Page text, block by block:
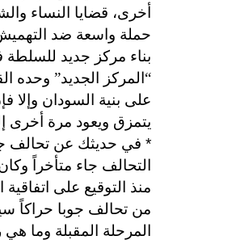
أخرى، قضايا النساء
حملة واسعة ضد
بناء مركز جديد
“المركز الجديد” وحده
على بنية السودان
يتمزق ويعود مرة أخرى
* في حديثك عن تحالف
التحالف جاء متأخراً
منذ التوقيع على
من تحالف جوبا حراكاً
المرحلة المقبلة وما هي